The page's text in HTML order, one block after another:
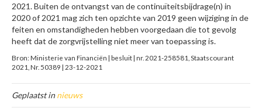
2021. Buiten de ontvangst van de continuïteitsbijdrage(n) in
2020 of 2021 mag zich ten opzichte van 2019 geen wijziging in de
feiten en omstandigheden hebben voorgedaan die tot gevolg
heeft dat de zorgvrijstelling niet meer van toepassing is.
Bron: Ministerie van Financiën | besluit | nr. 2021-258581, Staatscourant
2021, Nr. 50389 | 23-12-2021
Geplaatst innieuws